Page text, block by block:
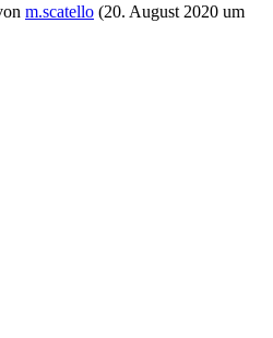
m.scatello (20. August 2020 um